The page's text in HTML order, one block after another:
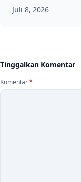
Juli 8, 2026
Tinggalkan Komentar
Komentar*